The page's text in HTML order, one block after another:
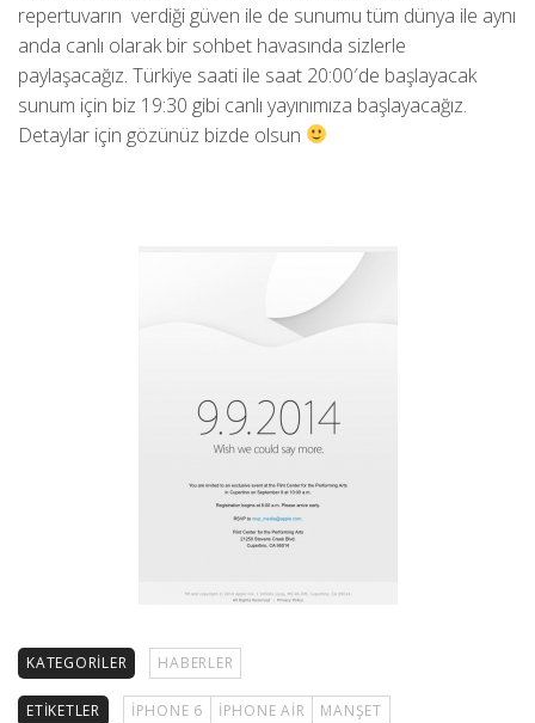
repertuvarın verdiği güven ile de sunumu tüm dünya ile aynı
anda canlı olarak bir sohbet havasında sizlerle
paylaşacağız. Türkiye saati ile saat 20:00′de başlayacak
sunum için biz 19:30 gibi canlı yayınımıza başlayacağız.
Detaylar için gözünüz bizde olsun
KATEGORILER HABERLER
ETIKETLER IPHONE 6 IPHONE AIR MANŞET